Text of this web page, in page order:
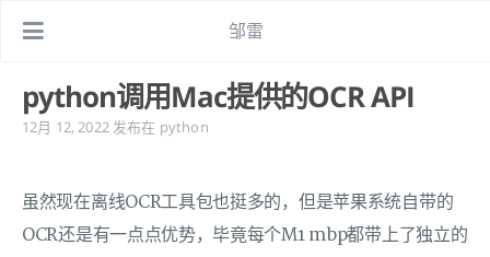
邹雷
python调用Mac提供的OCR API
12月 12, 2022 发布在 python
虽然现在离线OCR工具包也挺多的，但是苹果系统自带的
OCR还是有一点点优势，毕竟每个M1 mbp都带上了独立的